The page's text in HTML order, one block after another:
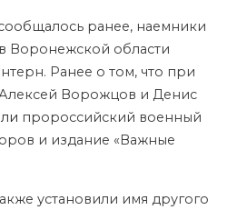
ранее, наемники
Воронежской области
Ранее о том, что при
Ворожцов и Денис
пророссийский военный
и издание «Важные
установили имя другого